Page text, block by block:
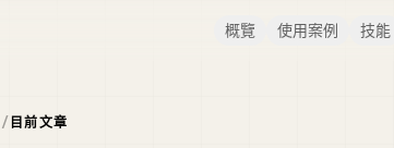
概覽 使用案例 技能
/ 目前文章